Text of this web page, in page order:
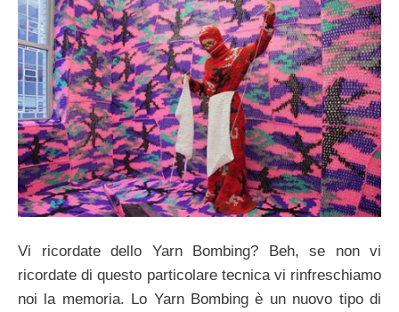
Vi ricordate dello Yarn Bombing? Beh, se non vi
ricordate di questo particolare tecnica vi rinfreschiamo
noi la memoria. Lo Yarn Bombing è un nuovo tipo di